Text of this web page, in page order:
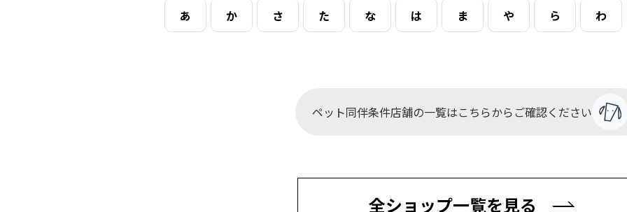
あ か さ た な は ま や ら わ
ペット同伴条件店舗の一覧はこちらからご確認ください
全ショップ一覧を見る